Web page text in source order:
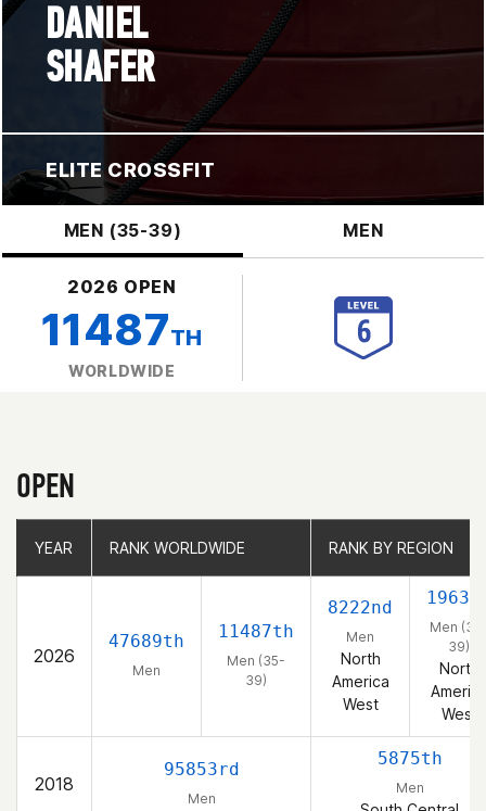
DANIEL
SHAFER
ELITE CROSSFIT
MEN (35-39) MEN
2026 OPEN
11487TH
WORLDWIDE
OPEN
YEAR RANK WORLDWIDE RANK BY REGION
2026
47689th
Men
11487th
Men (35-
39)
8222nd
Men
North
America
West
Men
39)
North
West
2018
95853rd
Men
5875th
Men
YEAR RANK WORLDWIDE RANK BY REGION